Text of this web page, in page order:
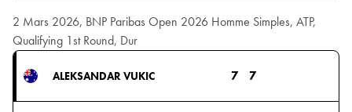
2 Mars 2026, BNP Paribas Open 2026 Homme Simples, ATP,
Qualifying 1st Round, Dur
ALEKSANDAR VUKIC 7 7